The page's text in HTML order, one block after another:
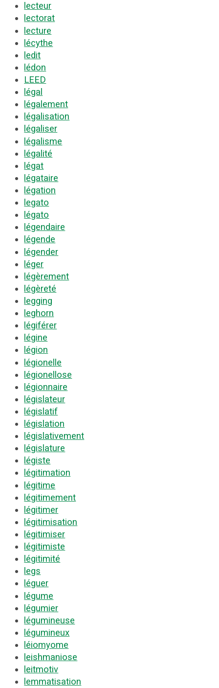
lecteur
lectorat
lecture
lécythe
ledit
lédon
LEED
légal
légalement
légalisation
légaliser
légalisme
légalité
légat
légataire
légation
legato
légato
légendaire
légende
légender
léger
légèrement
légèreté
legging
leghorn
légiférer
légine
légion
légionelle
légionellose
légionnaire
législateur
législatif
législation
législativement
législature
légiste
légitimation
légitime
légitimement
légitimer
légitimisation
légitimiser
légitimiste
légitimité
legs
léguer
légume
légumier
légumineuse
légumineux
léiomyome
leishmaniose
leitmotiv
lemmatisation